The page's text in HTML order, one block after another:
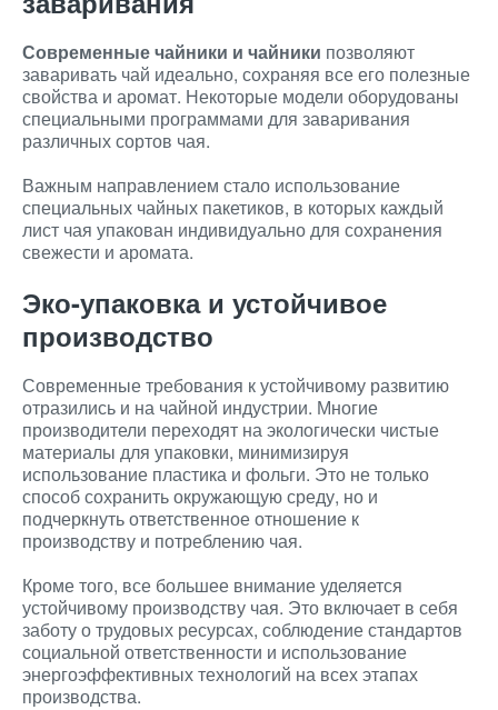
Современные чайники и чайники позволяют
заваривать чай идеально, сохраняя все его полезные
свойства и аромат. Некоторые модели оборудованы
специальными программами для заваривания
различных сортов чая.
Важным направлением стало использование
специальных чайных пакетиков, в которых каждый
лист чая упакован индивидуально для сохранения
свежести и аромата.
Эко-упаковка и устойчивое
производство
Современные требования к устойчивому развитию
отразились и на чайной индустрии. Многие
производители переходят на экологически чистые
материалы для упаковки, минимизируя
использование пластика и фольги. Это не только
способ сохранить окружающую среду, но и
подчеркнуть ответственное отношение к
производству и потреблению чая.
Кроме того, все большее внимание уделяется
устойчивому производству чая. Это включает в себя
заботу о трудовых ресурсах, соблюдение стандартов
социальной ответственности и использование
энергоэффективных технологий на всех этапах
производства.